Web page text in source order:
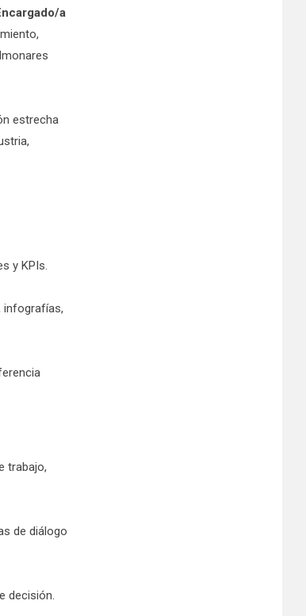
a
estrecha
y KPIs.
infografías,
trabajo,
de diálogo
decisión.